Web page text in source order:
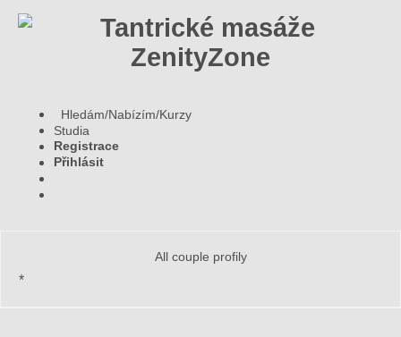
Hledám/Nabízím/Kurzy
Studia
Registrace
Přihlásit
All couple profily
*